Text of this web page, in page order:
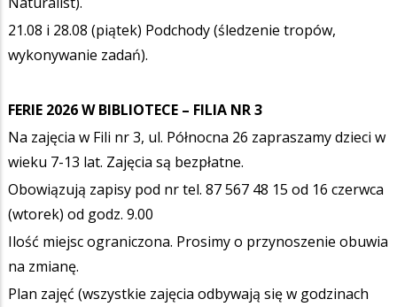
21.08 i 28.08 (piątek) Podchody (śledzenie tropów,
wykonywanie zadań).
FERIE 2026 W BIBLIOTECE – FILIA NR 3
Na zajęcia w Fili nr 3, ul. Północna 26 zapraszamy dzieci w
wieku 7-13 lat. Zajęcia są bezpłatne.
Obowiązują zapisy pod nr tel. 87 567 48 15 od 16 czerwca
(wtorek) od godz. 9.00
Ilość miejsc ograniczona. Prosimy o przynoszenie obuwia
na zmianę.
Plan zajęć (wszystkie zajęcia odbywają się w godzinach